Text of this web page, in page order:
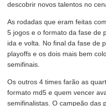
descobrir novos talentos no
As rodadas que eram feitas
5 jogos e o formato da fase de
ida e volta. No final da fase de
playoffs e os dois mais bem
semifinais.
Os outros 4 times farão as
formato md5 e quem vencer
semifinalistas. O campeão das